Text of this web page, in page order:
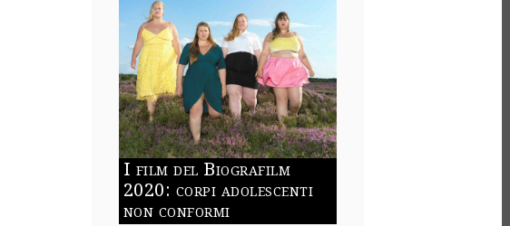
I film del Biografilm
2020: corpi adolescenti
non conformi